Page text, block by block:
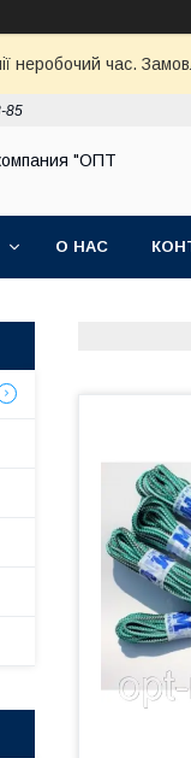
неробочий час.
85
"ОПТ
О НАС